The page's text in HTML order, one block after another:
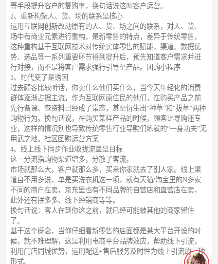
等手段提升客户的复购率，换句话说这叫客户运营。
2、重新构架人、货、场的联系是核心
运用互联网创新改动原有的人、货、场之间的联系，对人、货、
场中有商业元素进行重构，是新零售的特点，差异于传统零售，
这种重构基于互联网技术对传统实体零售的赋能，渠道、数据优
势、选品等一系列重要环节得到提升后，预先知道客户需求并进
行对接，而不是将客户需求强行引导至产品。团购小程序
3、时代变了是诱因
过去顾客比较听话，你卖什么他们买什么，当今天年轻化的消费
群体逐渐占据主流，作为互联网原住民的他们，在购买产品之前
先行备课、查资料已经成了常态，甚至衍生出“种草”和“拔草”两种
购物行为。换句话说，在购买某样产品的时候，顾客比导购还专
业，这样的情况别也导致传统零售行业导购们练就的“一身功夫”无
用武之地。社区团购运营方案
4、线上线下同步作业收拢流量是目标
这一分流指购物渠道增多，分散了客流。
市场就那么大，客户就那么多，买来你家就去了别人家。线上渠
道自不用多说，单是买洗衣机这一项，就有天猫/淘宝里的N多家
不同的商户在卖，京东里也有不同品牌的自营店和直营店在卖，
此外还有拼多多、线下经销商等等。
换句话说：客人在到你这之前，就已经可能被其他的商家留住
了。
基于这个概念，当你仔细看新零售的店面都是某大平台开设的时
候，就不难理解，这是利用电商平台品牌效应，帮助线下引流，
利用门店同城优势，运用配送+售后服务及时性为线上引流的一种
形式。